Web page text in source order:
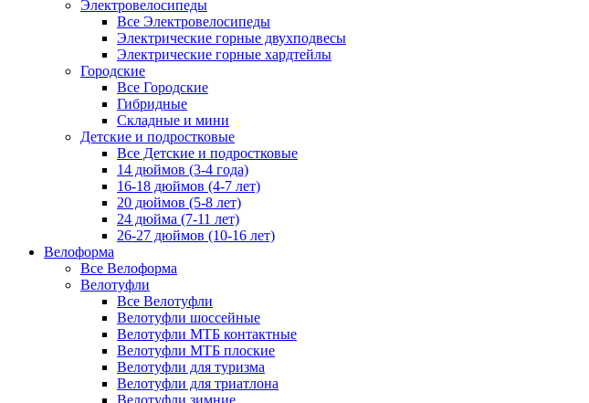
Электровелосипеды
Все Электровелосипеды
Электрические горные двухподвесы
Электрические горные хардтейлы
Городские
Все Городские
Гибридные
Складные и мини
Детские и подростковые
Все Детские и подростковые
14 дюймов (3-4 года)
16-18 дюймов (4-7 лет)
20 дюймов (5-8 лет)
24 дюйма (7-11 лет)
26-27 дюймов (10-16 лет)
Велоформа
Все Велоформа
Велотуфли
Все Велотуфли
Велотуфли шоссейные
Велотуфли МТБ контактные
Велотуфли МТБ плоские
Велотуфли для туризма
Велотуфли для триатлона
Велотуфли зимние